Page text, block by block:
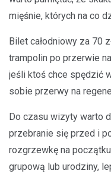
mięśnie, których na co
Bilet całodniowy za 70
trampolin po przerwie
jeśli ktoś chce spędzić
sobie przerwy na
Do czasu wizyty warto
przebranie się przed i
rozgrzewkę na
grupową lub urodziny,